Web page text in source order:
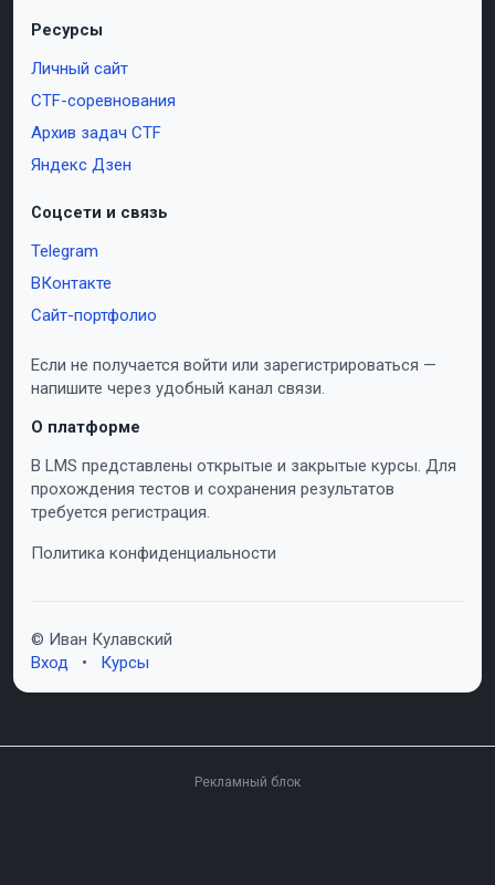
Ресурсы
Личный сайт
CTF-соревнования
Архив задач CTF
Яндекс Дзен
Соцсети и связь
Telegram
ВКонтакте
Сайт-портфолио
Если не получается войти или зарегистрироваться —
напишите через удобный канал связи.
О платформе
В LMS представлены открытые и закрытые курсы. Для
прохождения тестов и сохранения результатов
требуется регистрация.
Политика конфиденциальности
© Иван Кулавский
Вход
• Курсы
Рекламный блок